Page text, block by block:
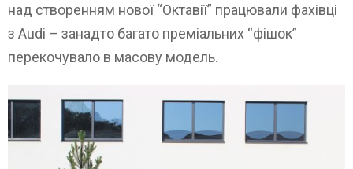
над створенням нової “Октавії” працювали фахівці
з Audi – занадто багато преміальних “фішок”
перекочувало в масову модель.